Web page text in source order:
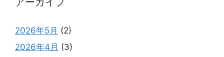
2026年5月 (2)
2026年4月 (3)